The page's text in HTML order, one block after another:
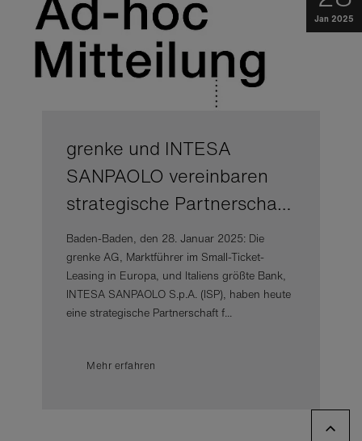
Jan 2025
grenke und INTESA
SANPAOLO vereinbaren
strategische Partnerscha…
Baden-Baden, den 28. Januar 2025: Die
grenke AG, Marktführer im Small-Ticket-
Leasing in Europa, und Italiens größte Bank,
INTESA SANPAOLO S.p.A. (ISP), haben heute
eine strategische Partnerschaft f...
Mehr erfahren